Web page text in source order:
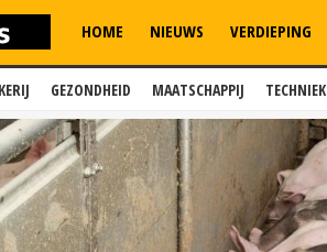
GEZONDHEID MAATSCHAPPIJ TECHNIEK
HOME NIEUWS VERDIEPING